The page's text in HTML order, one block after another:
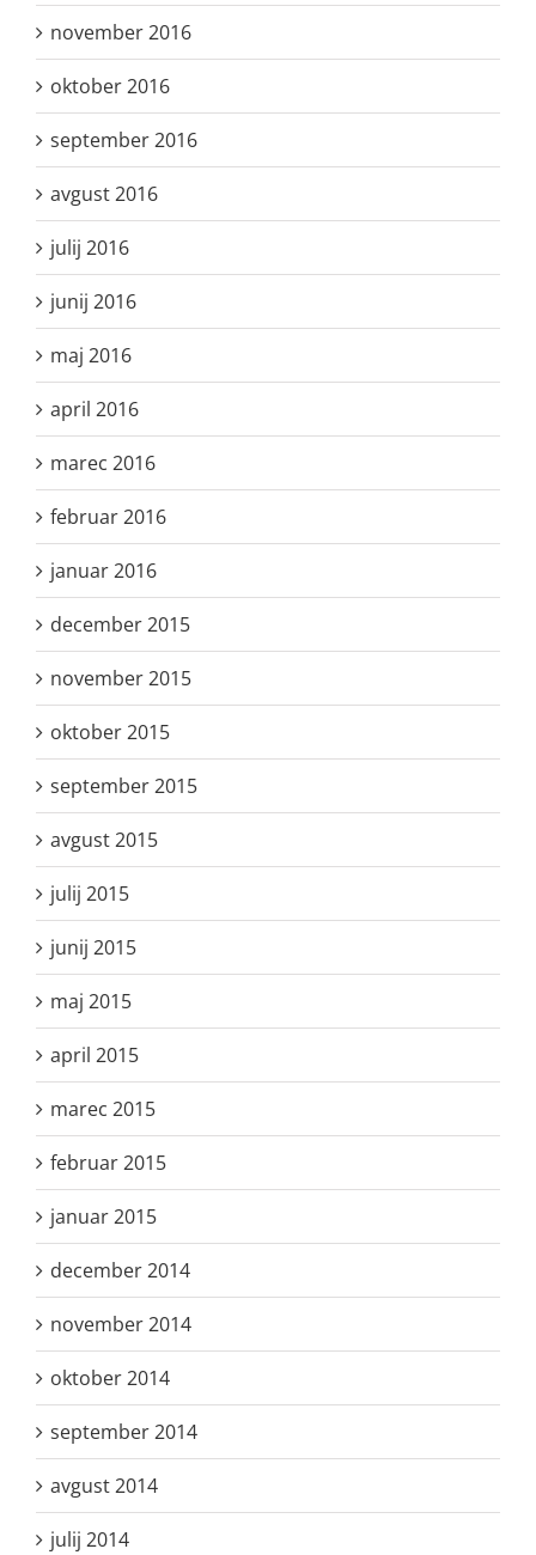
november 2016
oktober 2016
september 2016
avgust 2016
julij 2016
junij 2016
maj 2016
april 2016
marec 2016
februar 2016
januar 2016
december 2015
november 2015
oktober 2015
september 2015
avgust 2015
julij 2015
junij 2015
maj 2015
april 2015
marec 2015
februar 2015
januar 2015
december 2014
november 2014
oktober 2014
september 2014
avgust 2014
julij 2014